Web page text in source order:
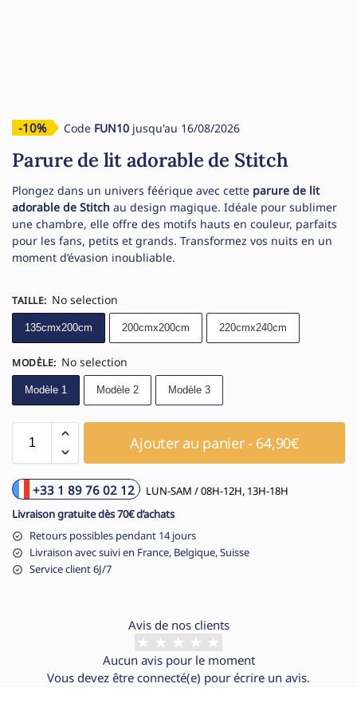
-10% Code FUN10 jusqu'au 16/08/2026
Parure de lit adorable de Stitch
Plongez dans un univers féérique avec cette parure de lit
adorable de Stitch au design magique. Idéale pour sublimer
une chambre, elle offre des motifs hauts en couleur, parfaits
pour les fans, petits et grands. Transformez vos nuits en un
moment d’évasion inoubliable.
TAILLE: No selection
135cmx200cm 200cmx200cm 220cmx240cm
MODÈLE: No selection
Modèle 1 Modèle 2 Modèle 3
Ajouter au panier - 64,90€
+33 1 89 76 02 12
LUN-SAM / 08H-12H, 13H-18H
Livraison gratuite dès 70€ d’achats
Retours possibles pendant 14 jours
Livraison avec suivi en France, Belgique, Suisse
Service client 6J/7
Avis de nos clients
Aucun avis pour le moment
Vous devez être connecté(e) pour écrire un avis.